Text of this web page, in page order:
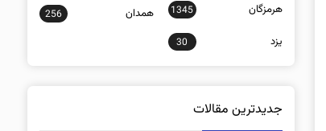
هرمزگان 1345 همدان 256
یزد 30
جدیدترین مقالات